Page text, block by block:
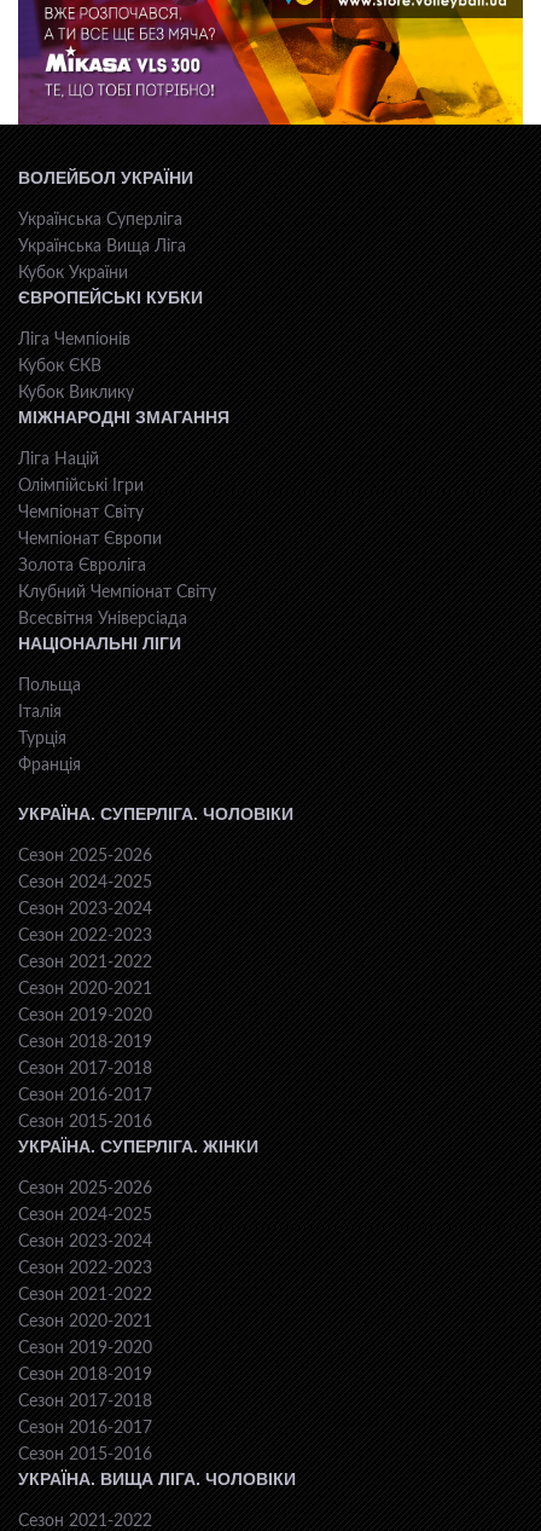
ВОЛЕЙБОЛ УКРАЇНИ
Українська Суперліга
Українська Вища Ліга
Кубок України
ЄВРОПЕЙСЬКІ КУБКИ
Ліга Чемпіонів
Кубок ЄКВ
Кубок Виклику
МІЖНАРОДНІ ЗМАГАННЯ
Ліга Націй
Олімпійські Ігри
Чемпіонат Світу
Чемпіонат Європи
Золота Євроліга
Клубний Чемпіонат Світу
Всесвiтня Унiверсiaда
НАЦІОНАЛЬНІ ЛІГИ
Польща
Італія
Турція
Франція
УКРАЇНА. СУПЕРЛІГА. ЧОЛОВІКИ
Сезон 2025-2026
Сезон 2024-2025
Сезон 2023-2024
Сезон 2022-2023
Сезон 2021-2022
Сезон 2020-2021
Сезон 2019-2020
Сезон 2018-2019
Сезон 2017-2018
Сезон 2016-2017
Сезон 2015-2016
УКРАЇНА. СУПЕРЛІГА. ЖІНКИ
Сезон 2025-2026
Сезон 2024-2025
Сезон 2023-2024
Сезон 2022-2023
Сезон 2021-2022
Сезон 2020-2021
Сезон 2019-2020
Сезон 2018-2019
Сезон 2017-2018
Сезон 2016-2017
Сезон 2015-2016
УКРАЇНА. ВИЩА ЛІГА. ЧОЛОВІКИ
Сезон 2021-2022